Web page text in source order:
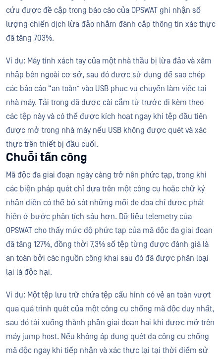
cứu được đề cập trong báo cáo của OPSWAT ghi nhận số
lượng chiến dịch lừa đảo nhằm đánh cắp thông tin xác thực
đã tăng 703%.
Ví dụ: Máy tính xách tay của một nhà thầu bị lừa đảo và xâm
nhập bên ngoài cơ sở, sau đó được sử dụng để sao chép
các báo cáo “an toàn” vào USB phục vụ chuyến làm việc tại
nhà máy. Tải trọng đã được cài cắm từ trước đi kèm theo
các tệp này và có thể được kích hoạt ngay khi tệp đầu tiên
được mở trong nhà máy nếu USB không được quét và xác
thực trên thiết bị đầu cuối.
Chuỗi tấn công
Mã độc đa giai đoạn ngày càng trở nên phức tạp, trong khi
các biện pháp quét chỉ dựa trên một công cụ hoặc chữ ký
nhận diện có thể bỏ sót những mối đe dọa chỉ được phát
hiện ở bước phân tích sâu hơn. Dữ liệu telemetry của
OPSWAT cho thấy mức độ phức tạp của mã độc đa giai đoạn
đã tăng 127%, đồng thời 7,3% số tệp từng được đánh giá là
an toàn bởi các nguồn công khai sau đó đã được phân loại
lại là độc hại.
Ví dụ: Một tệp lưu trữ chứa tệp cấu hình có vẻ an toàn vượt
qua quá trình quét của một công cụ chống mã độc duy nhất,
sau đó tải xuống thành phần giai đoạn hai khi được mở trên
máy jump host. Nếu không áp dụng quét đa công cụ chống
mã độc ngay khi tiếp nhận và xác thực lại tại thời điểm sử